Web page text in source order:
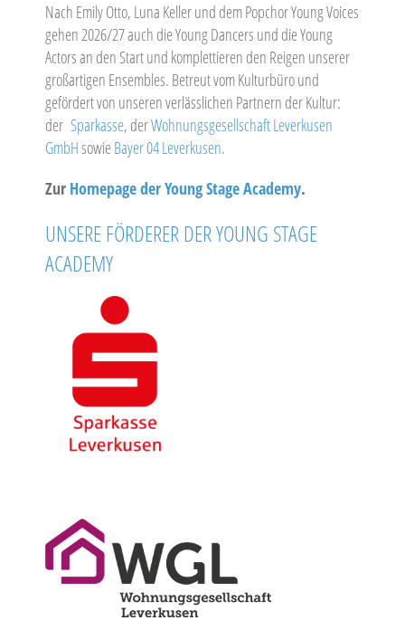
Nach Emily Otto, Luna Keller und dem Popchor Young Voices
gehen 2026/27 auch die Young Dancers und die Young
Actors an den Start und komplettieren den Reigen unserer
großartigen Ensembles. Betreut vom Kulturbüro und
gefördert von unseren verlässlichen Partnern der Kultur:
der Sparkasse, derWohnungsgesellschaft Leverkusen
GmbHsowieBayer 04 Leverkusen.
Zur Homepage der Young Stage Academy.
UNSERE FÖRDERER DER YOUNG STAGE
ACADEMY